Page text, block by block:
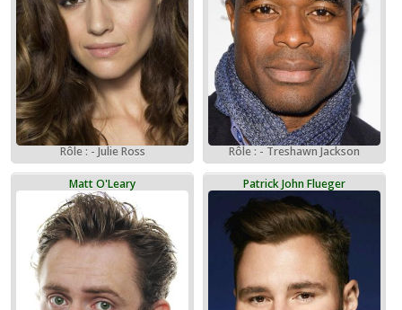
Rôle : - Julie Ross Rôle : - Treshawn Jackson
Matt O'Leary Patrick John Flueger